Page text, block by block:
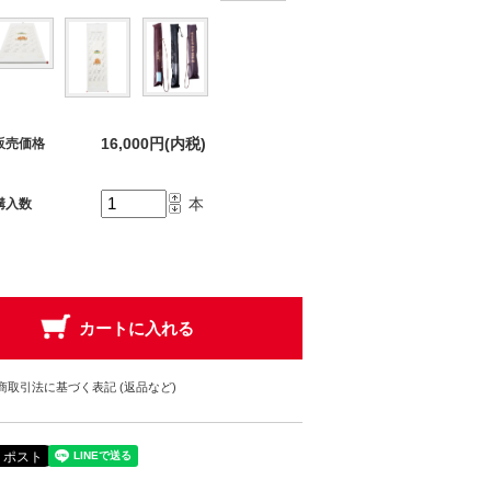
売価格 16,000円(内税)
入数 本
取引法に基づく表記 (返品など)